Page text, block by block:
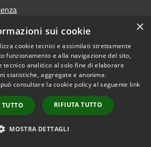
trasparente
accessibilità
×
sui cookie
cookie tecnici e assimilati strettamente
funzionamento e alla navigazione del sito,
tecnico analitico al solo fine di elaborare
statistiche, aggregate e anonime.
consultare la cookie policy al seguente link
TUTTO RIFIUTA TUTTO
MOSTRA DETTAGLI